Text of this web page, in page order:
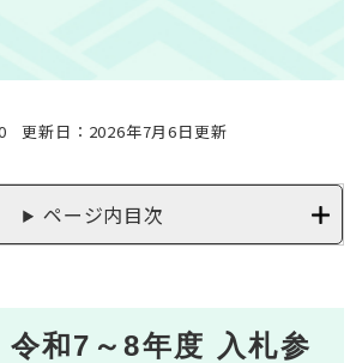
更新日：2026年7月6日更新
ページ内目次
令和7～8年度 入札参